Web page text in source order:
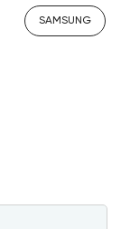
SAMSUNG